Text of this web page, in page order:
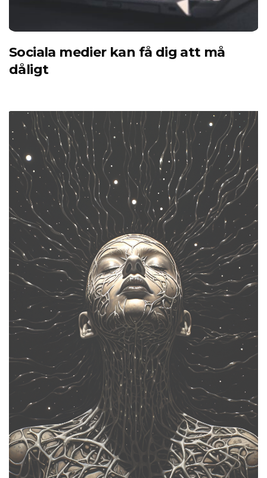
Sociala medier kan få dig att må
dåligt